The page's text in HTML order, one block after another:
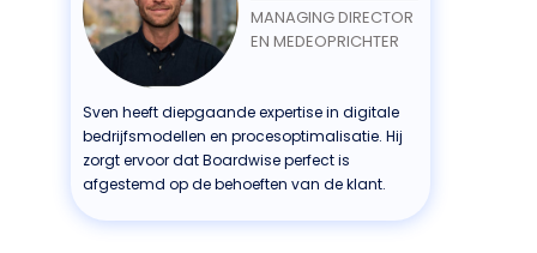
MANAGING DIRECTOR
EN MEDEOPRICHTER
Sven heeft diepgaande expertise in digitale
bedrijfsmodellen en procesoptimalisatie. Hij
zorgt ervoor dat Boardwise perfect is
afgestemd op de behoeften van de klant.